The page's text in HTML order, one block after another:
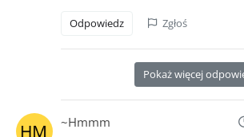
Odpowiedz Zgłoś
Pokaż więcej
~Hmmm